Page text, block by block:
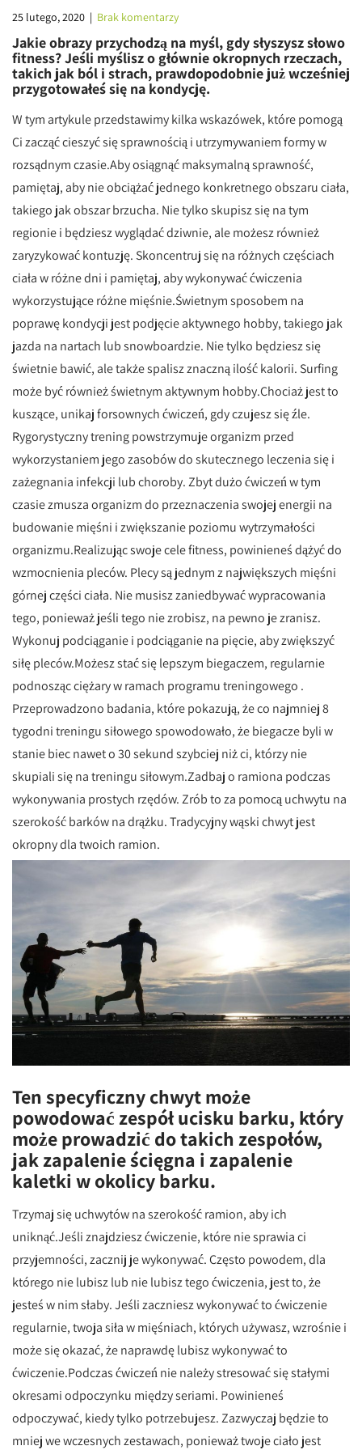
25 lutego, 2020 | Brak komentarzy
Jakie obrazy przychodzą na myśl, gdy słyszysz słowo
fitness? Jeśli myślisz o głównie okropnych rzeczach,
takich jak ból i strach, prawdopodobnie już wcześniej
przygotowałeś się na kondycję.
W tym artykule przedstawimy kilka wskazówek, które pomogą
Ci zacząć cieszyć się sprawnością i utrzymywaniem formy w
rozsądnym czasie.Aby osiągnąć maksymalną sprawność,
pamiętaj, aby nie obciążać jednego konkretnego obszaru ciała,
takiego jak obszar brzucha. Nie tylko skupisz się na tym
regionie i będziesz wyglądać dziwnie, ale możesz również
zaryzykować kontuzję. Skoncentruj się na różnych częściach
ciała w różne dni i pamiętaj, aby wykonywać ćwiczenia
wykorzystujące różne mięśnie.Świetnym sposobem na
poprawę kondycji jest podjęcie aktywnego hobby, takiego jak
jazda na nartach lub snowboardzie. Nie tylko będziesz się
świetnie bawić, ale także spalisz znaczną ilość kalorii. Surfing
może być również świetnym aktywnym hobby.Chociaż jest to
kuszące, unikaj forsownych ćwiczeń, gdy czujesz się źle.
Rygorystyczny trening powstrzymuje organizm przed
wykorzystaniem jego zasobów do skutecznego leczenia się i
zażegnania infekcji lub choroby. Zbyt dużo ćwiczeń w tym
czasie zmusza organizm do przeznaczenia swojej energii na
budowanie mięśni i zwiększanie poziomu wytrzymałości
organizmu.Realizując swoje cele fitness, powinieneś dążyć do
wzmocnienia pleców. Plecy są jednym z największych mięśni
górnej części ciała. Nie musisz zaniedbywać wypracowania
tego, ponieważ jeśli tego nie zrobisz, na pewno je zranisz.
Wykonuj podciąganie i podciąganie na pięcie, aby zwiększyć
siłę pleców.Możesz stać się lepszym biegaczem, regularnie
podnosząc ciężary w ramach programu treningowego .
Przeprowadzono badania, które pokazują, że co najmniej 8
tygodni treningu siłowego spowodowało, że biegacze byli w
stanie biec nawet o 30 sekund szybciej niż ci, którzy nie
skupiali się na treningu siłowym.Zadbaj o ramiona podczas
wykonywania prostych rzędów. Zrób to za pomocą uchwytu na
szerokość barków na drążku. Tradycyjny wąski chwyt jest
okropny dla twoich ramion.
Ten specyficzny chwyt może
powodować zespół ucisku barku, który
może prowadzić do takich zespołów,
jak zapalenie ścięgna i zapalenie
kaletki w okolicy barku.
Trzymaj się uchwytów na szerokość ramion, aby ich
uniknąć.Jeśli znajdziesz ćwiczenie, które nie sprawia ci
przyjemności, zacznij je wykonywać. Często powodem, dla
którego nie lubisz lub nie lubisz tego ćwiczenia, jest to, że
jesteś w nim słaby. Jeśli zaczniesz wykonywać to ćwiczenie
regularnie, twoja siła w mięśniach, których używasz, wzrośnie i
może się okazać, że naprawdę lubisz wykonywać to
ćwiczenie.Podczas ćwiczeń nie należy stresować się stałymi
okresami odpoczynku między seriami. Powinieneś
odpoczywać, kiedy tylko potrzebujesz. Zazwyczaj będzie to
mniej we wczesnych zestawach, ponieważ twoje ciało jest